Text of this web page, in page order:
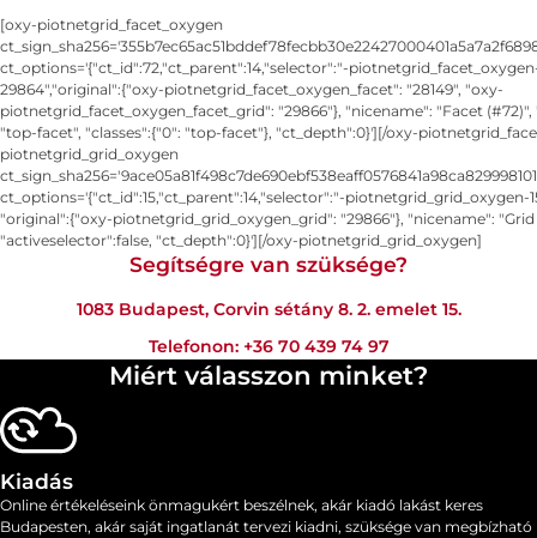
[oxy-piotnetgrid_facet_oxygen
ct_options='{"ct_id":72,"ct_parent":14,"selector":"-
29864","original":{"oxy-piotnetgrid_facet_oxygen_facet": "28149", "oxy-
piotnetgrid_facet_oxygen_facet_grid": "29866"}, "nicename": "Facet
"top-facet", "classes":{"0": "top-facet"}, "ct_depth":0}'][/oxy-
piotnetgrid_grid_oxygen
ct_options='{"ct_id":15,"ct_parent":14,"selector":"-piotnetgrid_grid_oxygen-
"original":{"oxy-piotnetgrid_grid_oxygen_grid": "29866"}, "nicename": "Grid
"activeselector":false, "ct_depth":0}'][/oxy-piotnetgrid_grid_oxygen]
Segítségre van szüksége?
1083 Budapest, Corvin sétány 8. 2. emelet 15.
Telefonon: +36 70 439 74 97
Miért válasszon minket?
Kiadás
Online értékeléseink önmagukért beszélnek, akár kiadó lakást keres
Budapesten, akár saját ingatlanát tervezi kiadni, szüksége van megbízható